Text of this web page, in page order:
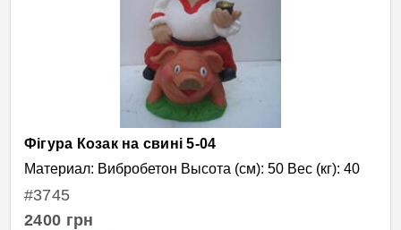
Фігура Козак на свині 5-04
Материал: Вибробетон Высота (см): 50 Вес (кг): 40
#3745
2400 грн